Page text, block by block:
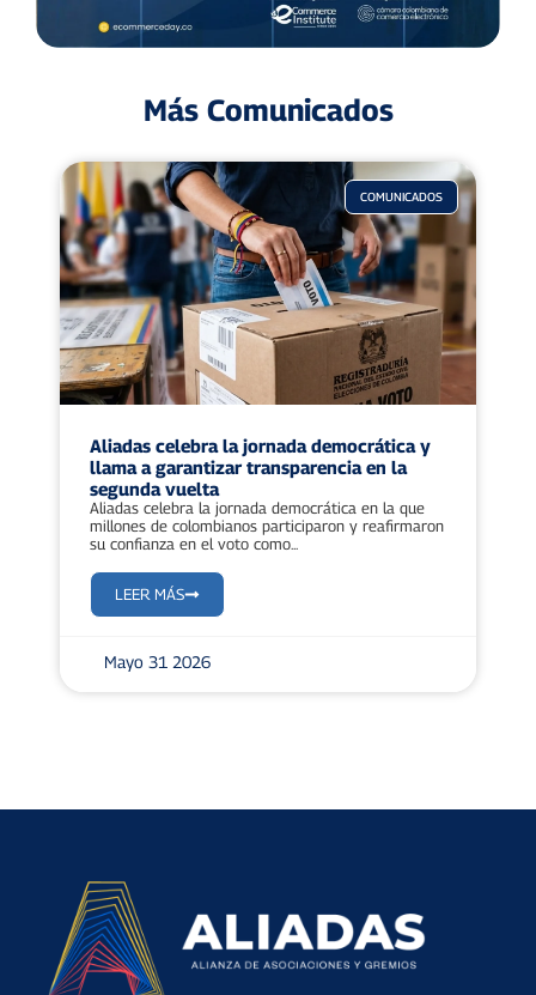
Más Comunicados
COMUNICADOS
Aliadas celebra la jornada democrática y
llama a garantizar transparencia en la
segunda vuelta
Aliadas celebra la jornada democrática en la que
millones de colombianos participaron y reafirmaron
su confianza en el voto como...
LEER MÁS
Mayo 31 2026